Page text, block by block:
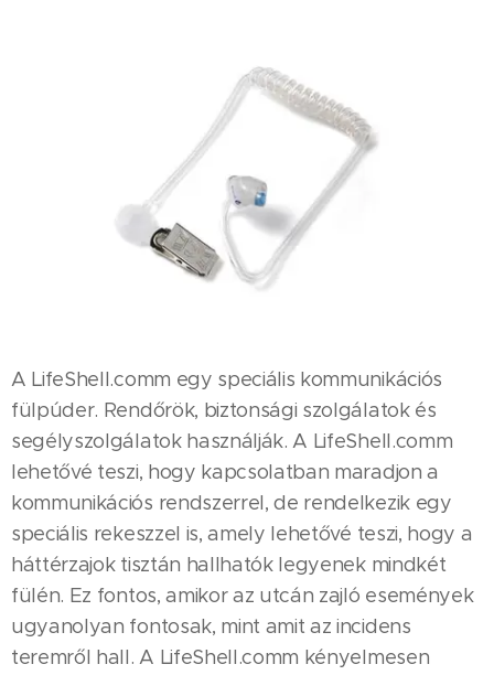
A LifeShell.comm egy speciális kommunikációs
fülpúder. Rendőrök, biztonsági szolgálatok és
segélyszolgálatok használják. A LifeShell.comm
lehetővé teszi, hogy kapcsolatban maradjon a
kommunikációs rendszerrel, de rendelkezik egy
speciális rekeszzel is, amely lehetővé teszi, hogy a
háttérzajok tisztán hallhatók legyenek mindkét
fülén. Ez fontos, amikor az utcán zajló események
ugyanolyan fontosak, mint amit az incidens
teremről hall. A LifeShell.comm kényelmesen